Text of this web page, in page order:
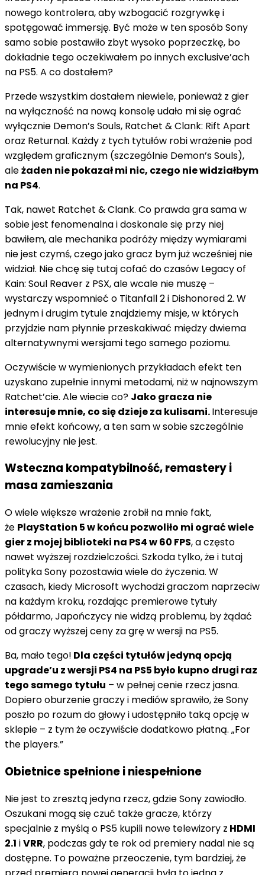
nowego kontrolera, aby wzbogacić rozgrywkę i
spotęgować immersję. Być może w ten sposób Sony
samo sobie postawiło zbyt wysoko poprzeczkę, bo
dokładnie tego oczekiwałem po innych exclusive’ach
na PS5. A co dostałem?
Przede wszystkim dostałem niewiele, ponieważ z gier
na wyłączność na nową konsolę udało mi się ograć
wyłącznie Demon’s Souls, Ratchet & Clank: Rift Apart
oraz Returnal. Każdy z tych tytułów robi wrażenie pod
względem graficznym (szczególnie Demon’s Souls),
ależaden nie pokazał mi nic, czego nie widziałbym
na PS4.
Tak, nawet Ratchet & Clank. Co prawda gra sama w
sobie jest fenomenalna i doskonale się przy niej
bawiłem, ale mechanika podróży między wymiarami
nie jest czymś, czego jako gracz bym już wcześniej nie
widział. Nie chcę się tutaj cofać do czasów Legacy of
Kain: Soul Reaver z PSX, ale wcale nie muszę –
wystarczy wspomnieć o Titanfall 2 i Dishonored 2. W
jednym i drugim tytule znajdziemy misje, w których
przyjdzie nam płynnie przeskakiwać między dwiema
alternatywnymi wersjami tego samego poziomu.
Oczywiście w wymienionych przykładach efekt ten
uzyskano zupełnie innymi metodami, niż w najnowszym
Ratchet’cie. Ale wiecie co? Jako gracza nie
interesuje mnie, co się dzieje za kulisami.Interesuje
mnie efekt końcowy, a ten sam w sobie szczególnie
rewolucyjny nie jest.
Wsteczna kompatybilność, remastery i
masa zamieszania
O wiele większe wrażenie zrobił na mnie fakt,
że PlayStation 5 w końcu pozwoliło mi ograć wiele
gier z mojej biblioteki na PS4 w 60 FPS, a często
nawet wyższej rozdzielczości. Szkoda tylko, że i tutaj
polityka Sony pozostawia wiele do życzenia. W
czasach, kiedy Microsoft wychodzi graczom naprzeciw
na każdym kroku, rozdając premierowe tytuły
półdarmo, Japończycy nie widzą problemu, by żądać
od graczy wyższej ceny za grę w wersji na PS5.
Ba, mało tego! Dla części tytułów jedyną opcją
upgrade’u z wersji PS4 na PS5 było kupno drugi raz
tego samego tytułu – w pełnej cenie rzecz jasna.
Dopiero oburzenie graczy i mediów sprawiło, że Sony
poszło po rozum do głowy i udostępniło taką opcję w
sklepie – z tym że oczywiście dodatkowo płatną. „For
the players.”
Obietnice spełnione i niespełnione
Nie jest to zresztą jedyna rzecz, gdzie Sony zawiodło.
Oszukani mogą się czuć także gracze, którzy
specjalnie z myślą o PS5 kupili nowe telewizory z HDMI
2.1 iVRR, podczas gdy te rok od premiery nadal nie są
dostępne. To poważne przeoczenie, tym bardziej, że